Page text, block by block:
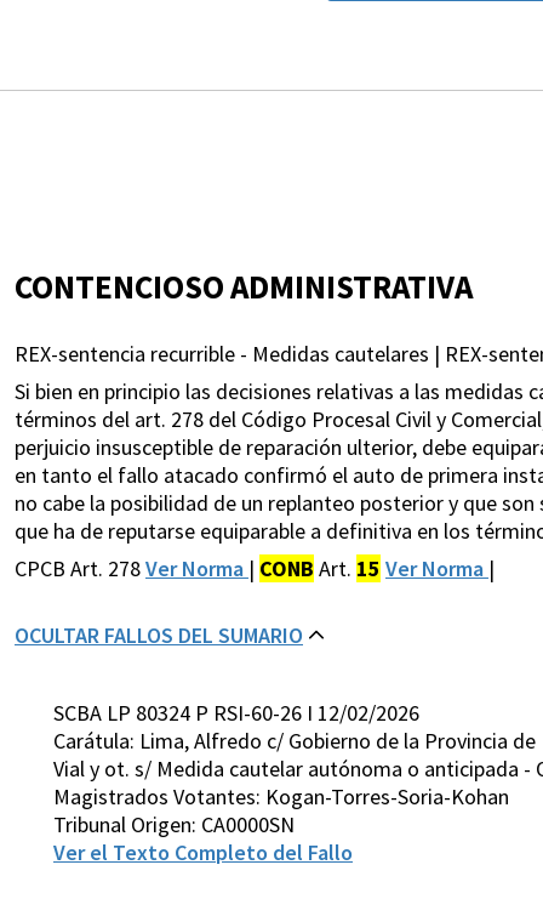
CONTENCIOSO ADMINISTRATIVA
REX-sentencia recurrible - Medidas cautelares | REX-
Si bien en principio las decisiones relativas a las
términos del art. 278 del Código Procesal Civil y
perjuicio insusceptible de reparación ulterior, debe
en tanto el fallo atacado confirmó el auto de primera
no cabe la posibilidad de un replanteo posterior y que
que ha de reputarse equiparable a definitiva en los
CPCB Art. 278Ver Norma | CONB Art. 15 Ver Norma |
OCULTAR FALLOS DEL SUMARIO
SCBA LP 80324 P RSI-60-26 I 12/02/2026
Carátula: Lima, Alfredo c/ Gobierno de la Provincia
Vial y ot. s/ Medida cautelar autónoma o anticipada -
Magistrados Votantes: Kogan-Torres-Soria-Kohan
Tribunal Origen: CA0000SN
Ver el Texto Completo del Fallo